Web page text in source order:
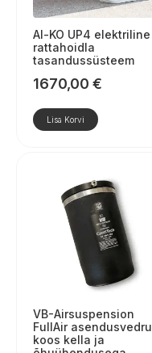
Al-KO UP4 elektriline
rattahoidla
tasandussüsteem
1670,00 €
Lisa Korvi
VB-Airsuspension
FullAir asendusvedru
koos kella ja